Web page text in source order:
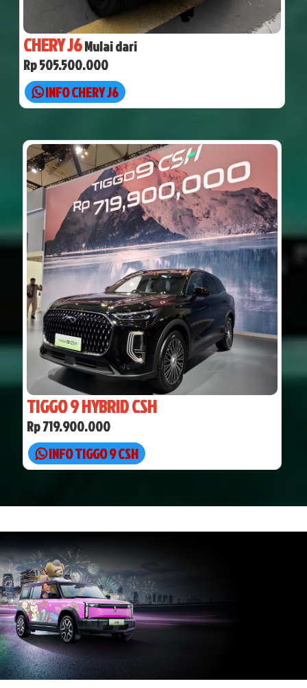
CHERY J6Mulai dari
Rp 505.500.000
INFO CHERY J6
TIGGO 9 HYBRID CSH
Rp 719.900.000
INFO TIGGO 9 CSH